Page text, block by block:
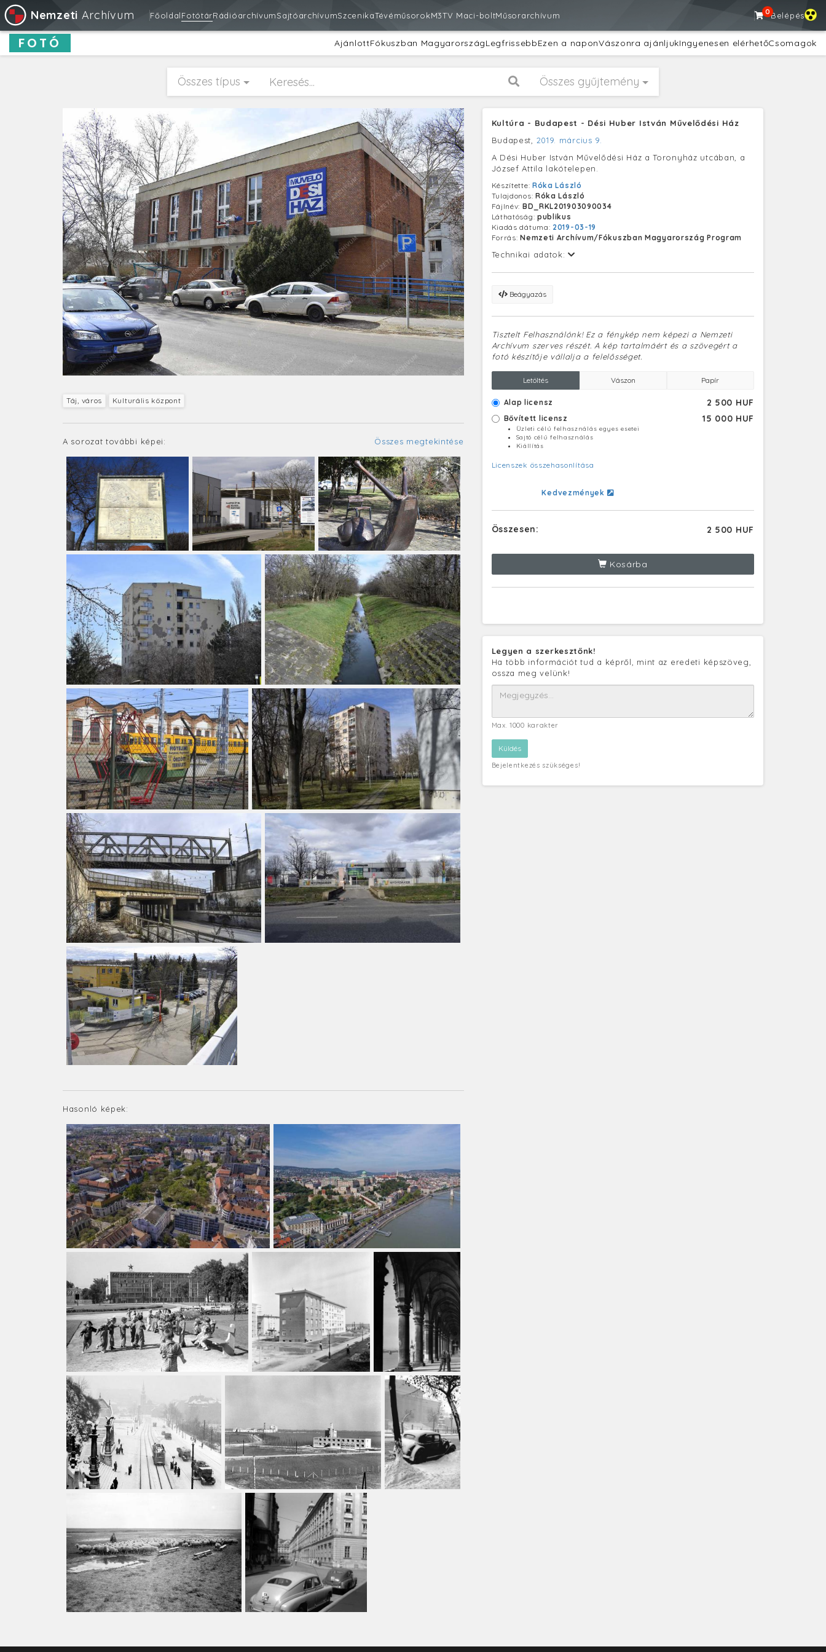
Nemzeti Archívum FőoldalFotótárRádióarchívumSajtóarchívumSzcenikaTévéműsorokM3TV Maci-boltMűsorarchívum 0Belépés
FOTÓ AjánlottFókuszban MagyarországLegfrissebbEzen a naponVászonra ajánljukIngyenesen elérhetőCsomagok
Összes típus Összes gyűjtemény
Táj, város Kulturális központ
A sorozat további képei: Összes megtekintése
Hasonló képek:
Kultúra - Budapest - Dési Huber István Művelődési Ház
Budapest, 2019. március 9.
A Dési Huber István Művelődési Ház a Toronyház utcában, a
József Attila lakótelepen.
Készítette: Róka László
Tulajdonos: Róka László
Fájlnév: BD_RKL201903090034
Láthatóság: publikus
Kiadás dátuma: 2019-03-19
Forrás:Nemzeti Archívum/Fókuszban Magyarország Program
Technikai adatok:
Beágyazás
Tisztelt Felhasználónk! Ez a fénykép nem képezi a Nemzeti
Archívum szerves részét. A kép tartalmáért és a szövegért a
fotó készítője vállalja a felelősséget.
Letöltés Vászon Papír
Alap licensz 2 500 HUF
Bővített licensz 15 000 HUF
Üzleti célú felhasználás egyes esetei
Sajtó célú felhasználás
Kiállítás
Licenszek összehasonlítása
Kedvezmények
Összesen: 2 500 HUF
Kosárba
Legyen a szerkesztőnk!
Ha több információt tud a képről, mint az eredeti képszöveg,
ossza meg velünk!
Max. 1000 karakter
Bejelentkezés szükséges!